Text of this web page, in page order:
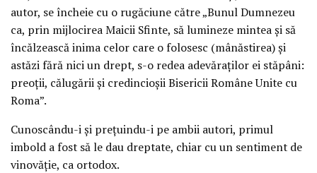
autor, se încheie cu o rugăciune către „Bunul Dumnezeu
ca, prin mijlocirea Maicii Sfinte, să lumineze mintea şi să
încălzească inima celor care o folosesc (mânăstirea) şi
astăzi fără nici un drept, s-o redea adevăraţilor ei stăpâni:
preoţii, călugării şi credincioşii Bisericii Române Unite cu
Roma”.
Cunoscându-i şi preţuindu-i pe ambii autori, primul
imbold a fost să le dau dreptate, chiar cu un sentiment de
vinovăţie, ca ortodox.